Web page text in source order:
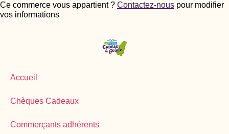
Ce commerce vous appartient ? Contactez-nous pour modifier
vos informations
Accueil
Chèques Cadeaux
Commerçants adhérents